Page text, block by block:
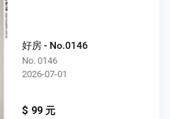
好房 - No.0146
No. 0146
2026-07-01
$ 99 元